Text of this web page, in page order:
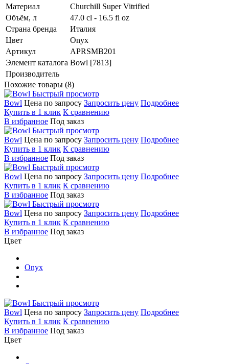
Материал
Churchill Super Vitrified
Объём, л
47.0 cl - 16.5 fl oz
Страна бренда
Италия
Цвет
Onyx
Артикул
APRSMB201
Элемент каталога Bowl [7813]
Производитель
Похожие товары (8)
Быстрый просмотр
Bowl Цена по запросу Запросить цену Подробнее
Купить в 1 клик К сравнению
В избранное Под заказ
Быстрый просмотр
Bowl Цена по запросу Запросить цену Подробнее
Купить в 1 клик К сравнению
В избранное Под заказ
Быстрый просмотр
Bowl Цена по запросу Запросить цену Подробнее
Купить в 1 клик К сравнению
В избранное Под заказ
Быстрый просмотр
Bowl Цена по запросу Запросить цену Подробнее
Купить в 1 клик К сравнению
В избранное Под заказ
Цвет
Onyx
Быстрый просмотр
Bowl Цена по запросу Запросить цену Подробнее
Купить в 1 клик К сравнению
В избранное Под заказ
Цвет